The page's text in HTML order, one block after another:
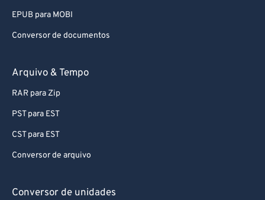
EPUB para MOBI
Conversor de documentos
Arquivo & Tempo
RAR para Zip
PST para EST
CST para EST
Conversor de arquivo
Conversor de unidades